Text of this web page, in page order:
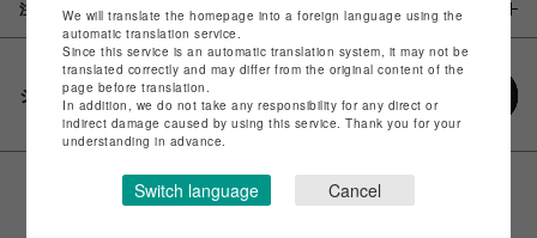
注意事項
シェアする
We will translate the homepage into a foreign language using the
automatic translation service.
Since this service is an automatic translation system, it may not be
translated correctly and may differ from the original content of the
page before translation.
In addition, we do not take any responsibility for any direct or
indirect damage caused by using this service. Thank you for your
understanding in advance.
Switch language Cancel